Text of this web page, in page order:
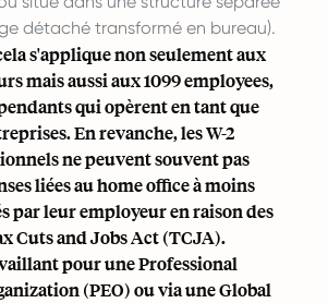
détaché transformé en bureau).
s'applique non seulement aux
mais aussi aux1099 employees,
qui opèrent en tant que
En revanche, lesW-2
ne peuvent souvent pas
liées au home office à moins
par leur employeur en raison des
Cuts and Jobs Act (TCJA).
pour uneProfessional
(PEO)ou via uneGlobal